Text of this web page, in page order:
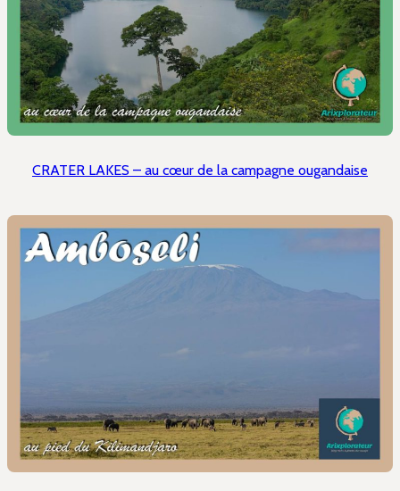
CRATER LAKES – au cœur de la campagne ougandaise